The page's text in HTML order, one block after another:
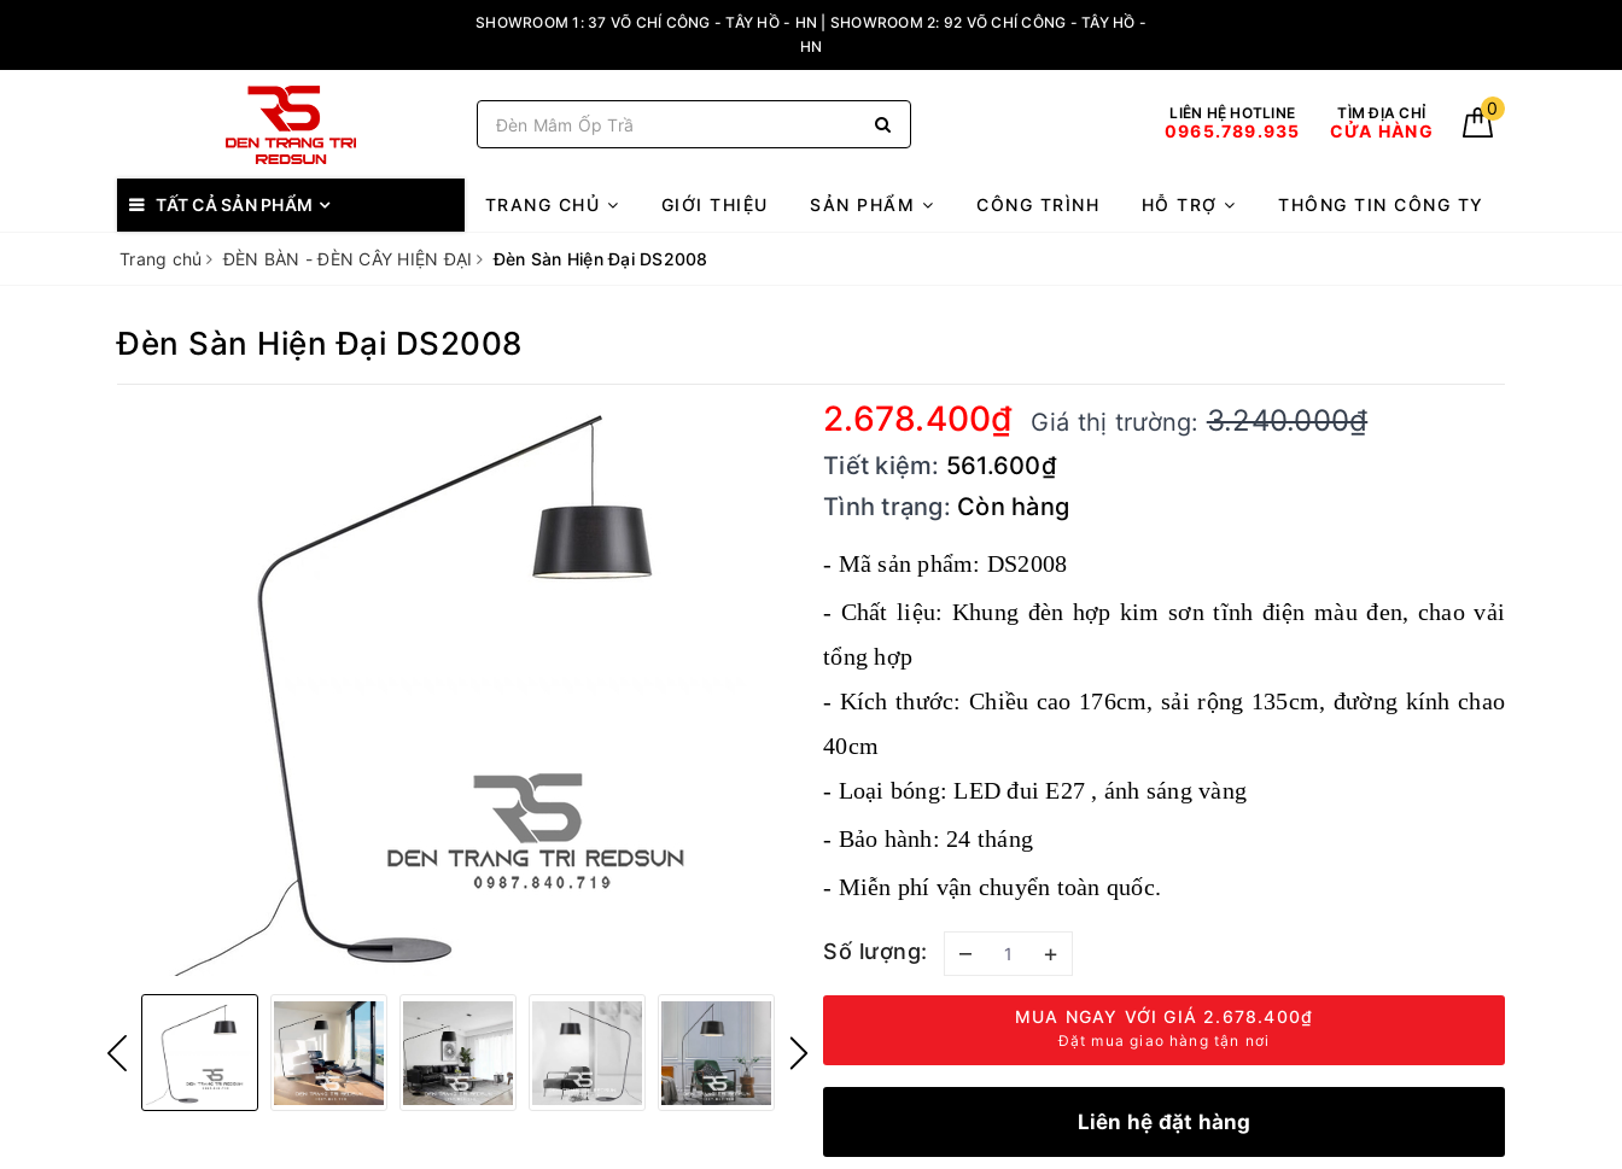
SHOWROOM 1: 37 VÕ CHÍ CÔNG - TÂY HỒ - HN | SHOWROOM 2: 92 VÕ CHÍ CÔNG - TÂY HỒ -
HN
LIÊN HỆ HOTLINE
0965.789.935
TÌM ĐỊA CHỈ
CỬA HÀNG
0
TẤT CẢ SẢN PHẨM TRANG CHỦ GIỚI THIỆU SẢN PHẨM CÔNG TRÌNH HỖ TRỢ THÔNG TIN CÔNG TY
Trang chủ ĐÈN BÀN - ĐÈN CÂY HIỆN ĐẠI Đèn Sàn Hiện Đại DS2008
Đèn Sàn Hiện Đại DS2008
2.678.400₫ Giá thị trường:3.240.000₫
Tiết kiệm: 561.600₫
Tình trạng: Còn hàng
- Mã sản phẩm: DS2008
- Chất liệu: Khung đèn hợp kim sơn tĩnh điện màu đen, chao vải
tổng hợp
- Kích thước:Chiều cao 176cm, sải rộng 135cm, đường kính chao
40cm
- Loại bóng: LED đui E27 , ánh sáng vàng
- Bảo hành: 24 tháng
- Miễn phí vận chuyển toàn quốc.
Số lượng: – +
MUA NGAY VỚI GIÁ 2.678.400₫
Đặt mua giao hàng tận nơi
Liên hệ đặt hàng